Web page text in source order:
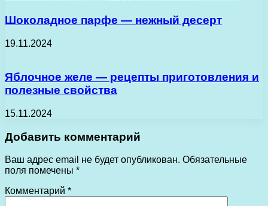
Шоколадное парфе — нежный десерт
19.11.2024
Яблочное желе — рецепты приготовления и
полезные свойства
15.11.2024
Добавить комментарий
Ваш адрес email не будет опубликован. Обязательные
поля помечены *
Комментарий *